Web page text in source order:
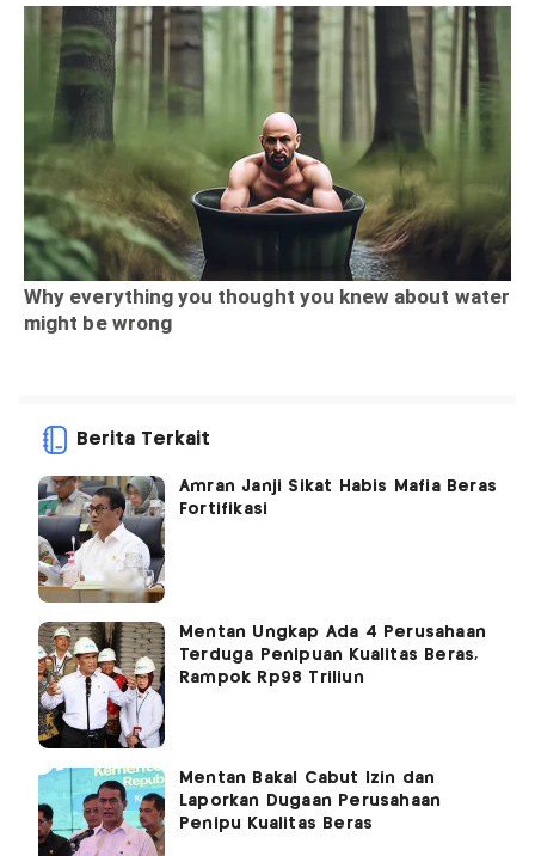
Berita Terkait
Amran Janji Sikat Habis Mafia Beras
Fortifikasi
Mentan Ungkap Ada 4 Perusahaan
Terduga Penipuan Kualitas Beras,
Rampok Rp98 Triliun
Mentan Bakal Cabut Izin dan
Laporkan Dugaan Perusahaan
Penipu Kualitas Beras